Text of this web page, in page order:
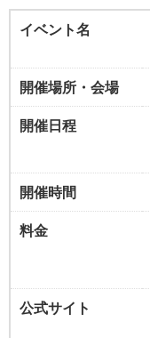
イベント名
開催場所・会場
開催日程
開催時間
料金
公式サイト